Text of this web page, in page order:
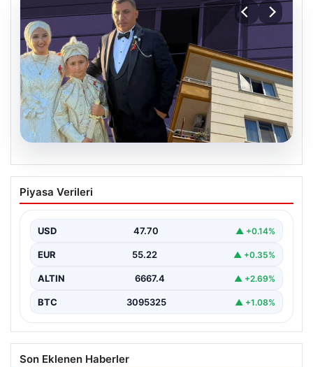
06.08.2026
Çanakkale’de böcek ilaçlaması felakete
dönüştü. Yusuf öldü, annesi yoğun
Piyasa Verileri
USD 47.70 ▲ +0.14%
EUR 55.22 ▲ +0.35%
ALTIN 6667.4 ▲ +2.69%
BTC 3095325 ▲ +1.08%
Son Eklenen Haberler